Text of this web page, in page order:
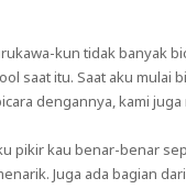
kun tidak banyak
saat itu. Saat aku mulai
dengannya, kami
pikir kau benar-benar
Juga ada bagian